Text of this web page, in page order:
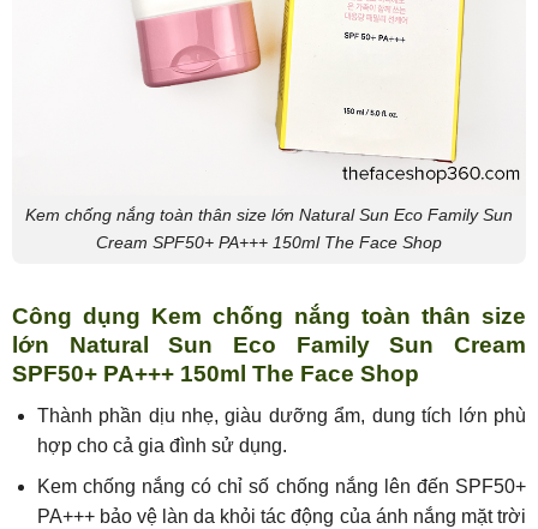
Kem chống nắng toàn thân size lớn Natural Sun Eco Family Sun
Cream SPF50+ PA+++ 150ml The Face Shop
Công dụng Kem chống nắng toàn thân size
lớn Natural Sun Eco Family Sun Cream
SPF50+ PA+++ 150ml The Face Shop
Thành phần dịu nhẹ, giàu dưỡng ẩm, dung tích lớn phù
hợp cho cả gia đình sử dụng.
Kem chống nắng có chỉ số chống nắng lên đến SPF50+
PA+++ bảo vệ làn da khỏi tác động của ánh nắng mặt trời